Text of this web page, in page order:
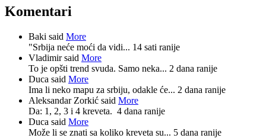
Komentari
Baki said More
"Srbija neće moći da vidi... 14 sati ranije
Vladimir said More
To je opšti trend svuda. Samo neka... 2 dana ranije
Duca said More
Ima li neko mapu za srbiju, odakle će... 2 dana ranije
Aleksandar Zorkić said More
Da: 1, 2, 3 i 4 kreveta. 4 dana ranije
Duca said More
Može li se znati sa koliko kreveta su... 5 dana ranije